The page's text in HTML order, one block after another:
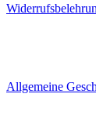
Allgemeine